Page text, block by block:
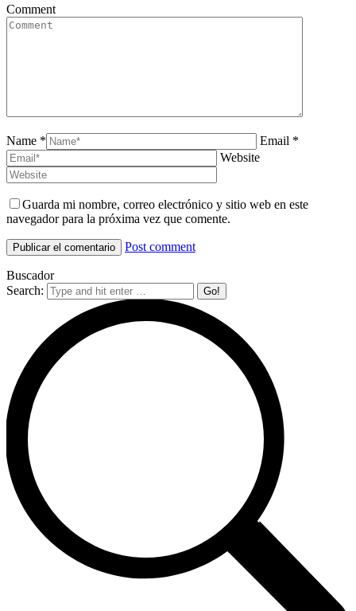
Comment
Name *
Email *
Website
Guarda mi nombre, correo electrónico y sitio web en este
navegador para la próxima vez que comente.
Post comment
Buscador
Search: